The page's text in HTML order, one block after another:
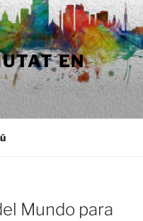
EN
Mundo para